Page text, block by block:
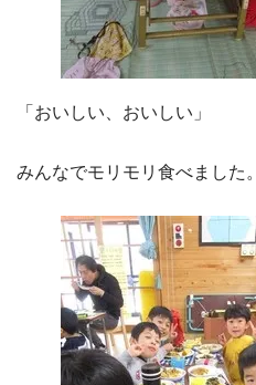
「おいしい、おいしい」
みんなでモリモリ食べました。